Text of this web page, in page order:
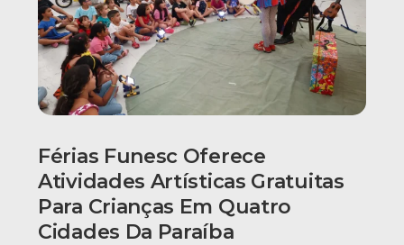
Férias Funesc Oferece
Atividades Artísticas Gratuitas
Para Crianças Em Quatro
Cidades Da Paraíba